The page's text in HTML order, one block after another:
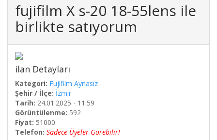
fujifilm X s-20 18-55lens ile
birlikte satıyorum
ilan Detayları
Kategori: Fujifilm Aynasız
Şehir / İlçe: İzmir
Tarih: 24.01.2025 - 11:59
Görüntülenme: 592
Fiyat: 51000
Telefon: Sadece Üyeler Görebilir!